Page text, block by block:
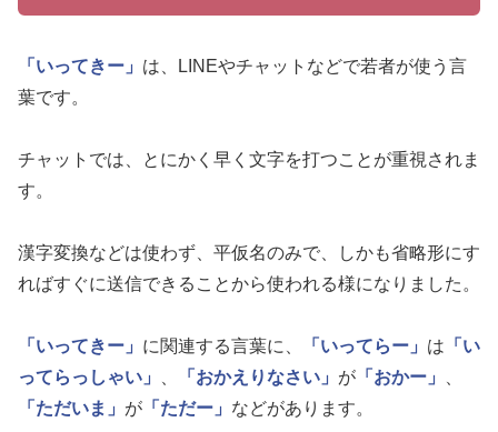
「いってきー」 は、LINEやチャットなどで若者が使う言
葉です。
チャットでは、とにかく早く文字を打つことが重視されま
す。
漢字変換などは使わず、平仮名のみで、しかも省略形にす
ればすぐに送信できることから使われる様になりました。
「いってきー」 に関連する言葉に、 「いってらー」 は 「い
ってらっしゃい」
「おかえりなさい」 が 「おかー」
「ただいま」 が 「ただー」 などがあります。